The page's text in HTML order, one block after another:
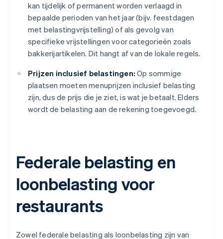
kan tijdelijk of permanent worden verlaagd in
bepaalde perioden van het jaar (bijv. feestdagen
met belastingvrijstelling) of als gevolg van
specifieke vrijstellingen voor categorieën zoals
bakkerijartikelen. Dit hangt af van de lokale regels.
Prijzen inclusief belastingen: Op sommige
plaatsen moeten menuprijzen inclusief belasting
zijn, dus de prijs die je ziet, is wat je betaalt. Elders
wordt de belasting aan de rekening toegevoegd.
Federale belasting en
loonbelasting voor
restaurants
Zowel federale belasting als loonbelasting zijn van